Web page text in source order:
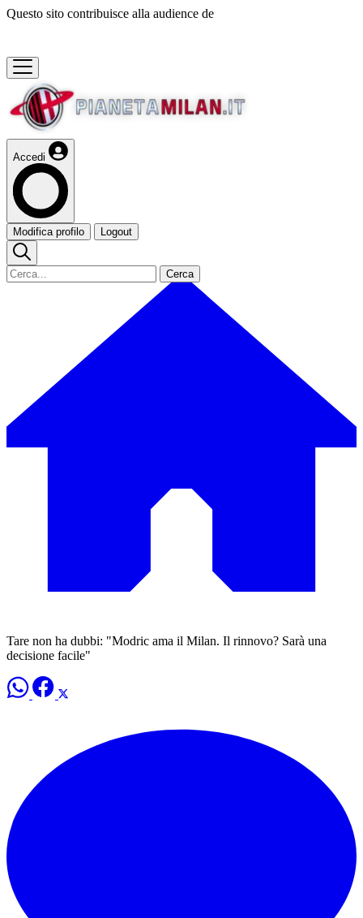
Questo sito contribuisce alla audience de
Accedi
Modifica profilo Logout
Cerca
Tare non ha dubbi: "Modric ama il Milan. Il rinnovo? Sarà una
decisione facile"